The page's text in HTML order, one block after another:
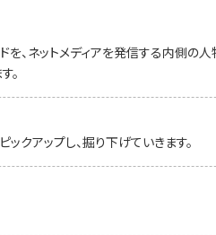
を、ネットメディアを発信する内側の
。
クアップし、掘り下げていきます。